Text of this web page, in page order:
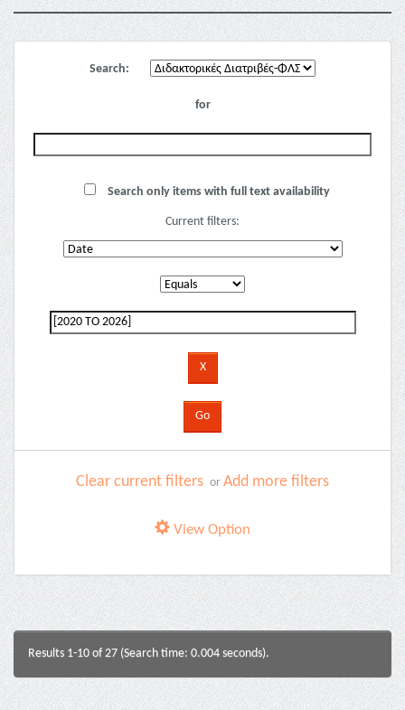
Search:
for
Search only items with full text availability
Current filters:
Clear current filters or Add more filters
View Option
Results 1-10 of 27 (Search time: 0.004 seconds).